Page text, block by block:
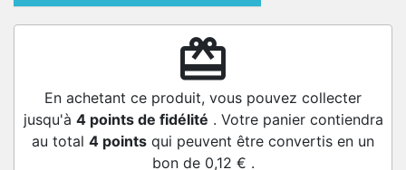
redeem
En achetant ce produit, vous pouvez collecter
jusqu'à 4points de fidélité . Votre panier contiendra
au total 4 points qui peuvent être convertis en un
bon de 0,12 € .